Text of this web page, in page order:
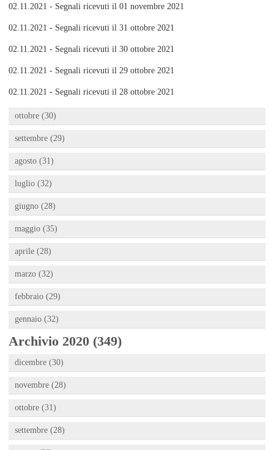
02.11.2021 - Segnali ricevuti il 01 novembre 2021
02.11.2021 - Segnali ricevuti il 31 ottobre 2021
02.11.2021 - Segnali ricevuti il 30 ottobre 2021
02.11.2021 - Segnali ricevuti il 29 ottobre 2021
02.11.2021 - Segnali ricevuti il 28 ottobre 2021
ottobre (30)
settembre (29)
agosto (31)
luglio (32)
giugno (28)
maggio (35)
aprile (28)
marzo (32)
febbraio (29)
gennaio (32)
Archivio 2020 (349)
dicembre (30)
novembre (28)
ottobre (31)
settembre (28)